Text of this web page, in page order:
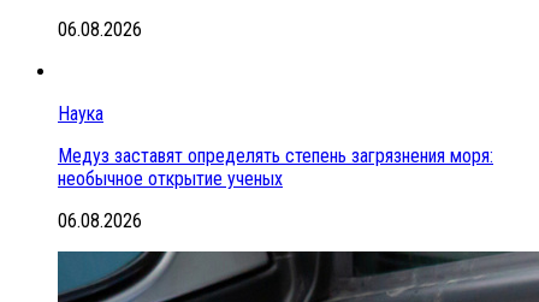
06.08.2026
Наука
Медуз заставят определять степень загрязнения моря:
необычное открытие ученых
06.08.2026